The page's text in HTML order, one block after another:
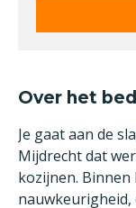
Over het
Je gaat aan de
Mijdrecht dat
kozijnen.